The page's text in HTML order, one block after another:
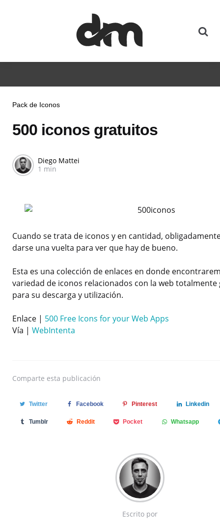
Pack de Iconos
500 iconos gratuitos
Diego Mattei
1 min
Cuando se trata de iconos y en cantidad,
darse una vuelta para ver que hay de bueno.
Esta es una colección de enlaces en donde
variedad de iconos relacionados con la web
para su descarga y utilización.
Enlace | 500 Free Icons for your Web Apps
Vía | WebIntenta
Comparte esta publicación
Twitter Facebook Pinterest Linkedin
Tumblr Reddit Pocket Whatsapp
Escrito por